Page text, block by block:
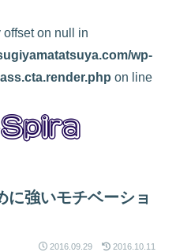
offset on null in
wp-
on line
に強いモチベーショ
2016.09.29 2016.10.11